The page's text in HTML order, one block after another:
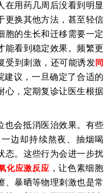
在用药几周后没看到明显
更换其他方法，甚至轻信
胞的生长和迁移需要一定
能看到稳定效果。频繁更
受到刺激，还可能诱发同
建议，一旦确定了合适的
心，定期复诊让医生根据
也会抵消医治效果。有些
边却持续熬夜、抽烟喝
态。这些行为会进一步扰
化应激反应 ，让色素细胞
、暴晒等物理刺激也是常